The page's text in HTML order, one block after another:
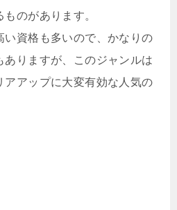
のがあります。
い資格も多いので、かなりの
ありますが、このジャンルは
アアップに大変有効な人気の